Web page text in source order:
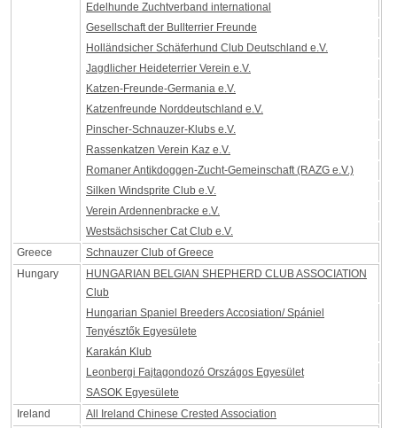
Edelhunde Zuchtverband international
Gesellschaft der Bullterrier Freunde
Holländsicher Schäferhund Club Deutschland e.V.
Jagdlicher Heideterrier Verein e.V.
Katzen-Freunde-Germania e.V.
Katzenfreunde Norddeutschland e.V.
Pinscher-Schnauzer-Klubs e.V.
Rassenkatzen Verein Kaz e.V.
Romaner Antikdoggen-Zucht-Gemeinschaft (RAZG e.V.)
Silken Windsprite Club e.V.
Verein Ardennenbracke e.V.
Westsächsischer Cat Club e.V.
Greece
Schnauzer Club of Greece
Hungary
HUNGARIAN BELGIAN SHEPHERD CLUB ASSOCIATION
Club
Hungarian Spaniel Breeders Accosiation/ Spániel
Tenyésztők Egyesülete
Karakán Klub
Leonbergi Fajtagondozó Országos Egyesület
SASOK Egyesülete
Ireland
All Ireland Chinese Crested Association